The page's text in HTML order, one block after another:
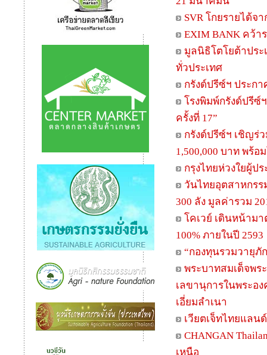
SVR โกยรายได้จ
EXIM BANK คว้าร
มูลนิธิโตโยต้าประ
ทั่วประเทศ
กรังด์ปรีซ์ฯ ประกา
โรงพิมพ์กรังด์ปรีซ์
ครั้งที่ 17”
กรังด์ปรีซ์ฯ เชิญร่ว
1,500,000 บาท พร้
กรุงไทยห่วงใยผู้ป
วันไทยอุตสาหกร
300 ลัง มูลค่ารวม
โคเวย์ เดินหน้ามา
100% ภายในปี 2593
“กองทุนรวมวายุภั
พระบาทสมเด็จพร
เลขานุการในพระอ
เอี่ยมลำเนา
เวียตเจ็ทไทยแลน
CHANGAN
เหนือ